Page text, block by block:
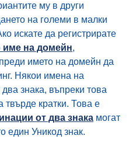
му в други
на големи в малки
искате да регистрирате
име на домейн,
името на домейн да
Някои имена на
знака, въпреки това
твърде кратки. Това е
от два знака могат
един Уникод знак.